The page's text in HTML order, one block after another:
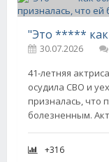
30.07.2026
41-летняя
осудила СВО и
призналась, что
болезненным.
+316